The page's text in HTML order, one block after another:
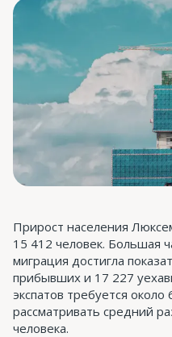
Прирост населения
15 412 человек. Большая
миграция достигла
прибывших и 17 227
экспатов требуется
рассматривать средний
человека.